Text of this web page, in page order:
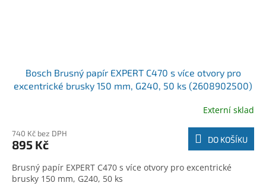
Bosch Brusný papír EXPERT C470 s více otvory pro
excentrické brusky 150 mm, G240, 50 ks (2608902500)
Externí sklad
740 Kč bez DPH
895 Kč DO KOŠÍKU
Brusný papír EXPERT C470 s více otvory pro excentrické
brusky 150 mm, G240, 50 ks